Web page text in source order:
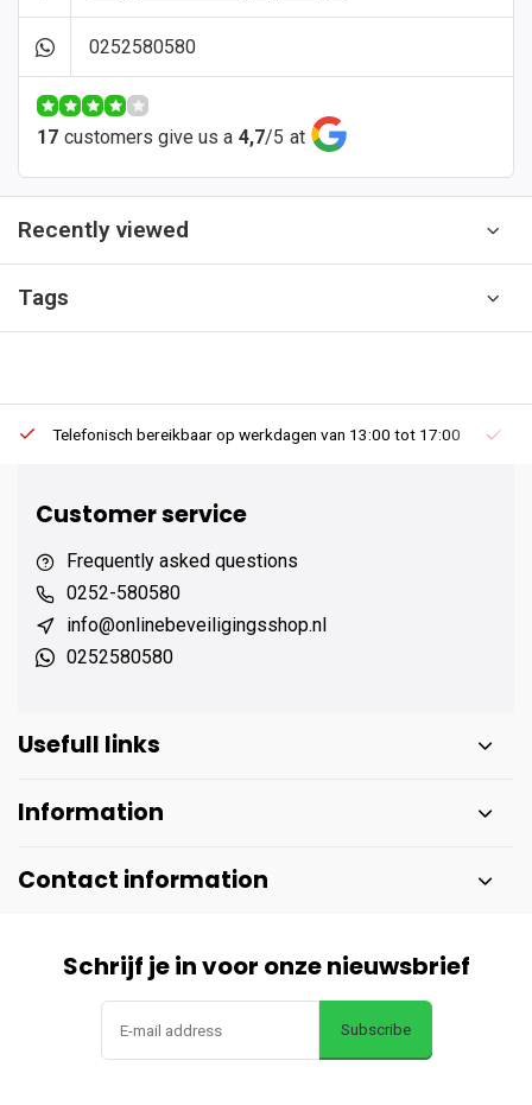
0252580580
17 customers give us a 4,7/5 at
Recently viewed
Tags
Telefonisch bereikbaar op werkdagen van 13:00 tot 17:00
Customer service
Frequently asked questions
0252-580580
info@onlinebeveiligingsshop.nl
0252580580
Usefull links
Information
Contact information
Schrijf je in voor onze nieuwsbrief
Subscribe